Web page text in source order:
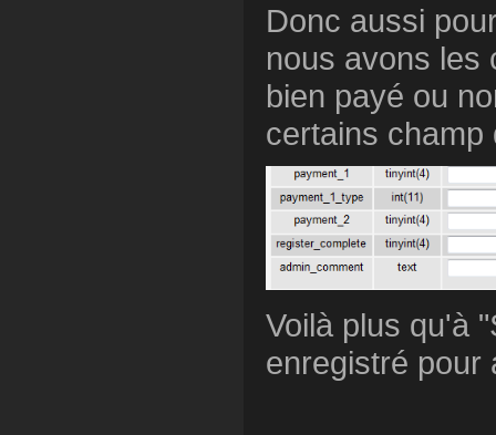
Donc aussi
nous avons les
bien payé ou
certains champ
Voilà plus qu'à
enregistré pour